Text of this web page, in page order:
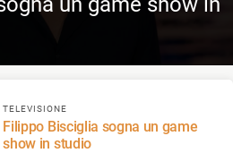
notte
TELEVISIONE
Filippo Bisciglia sogna un game
show in studio